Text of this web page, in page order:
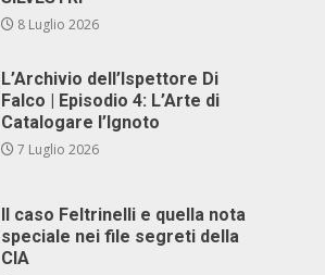
8 Luglio 2026
L’Archivio dell’Ispettore Di
Falco | Episodio 4: L’Arte di
Catalogare l’Ignoto
7 Luglio 2026
Il caso Feltrinelli e quella nota
speciale nei file segreti della
CIA